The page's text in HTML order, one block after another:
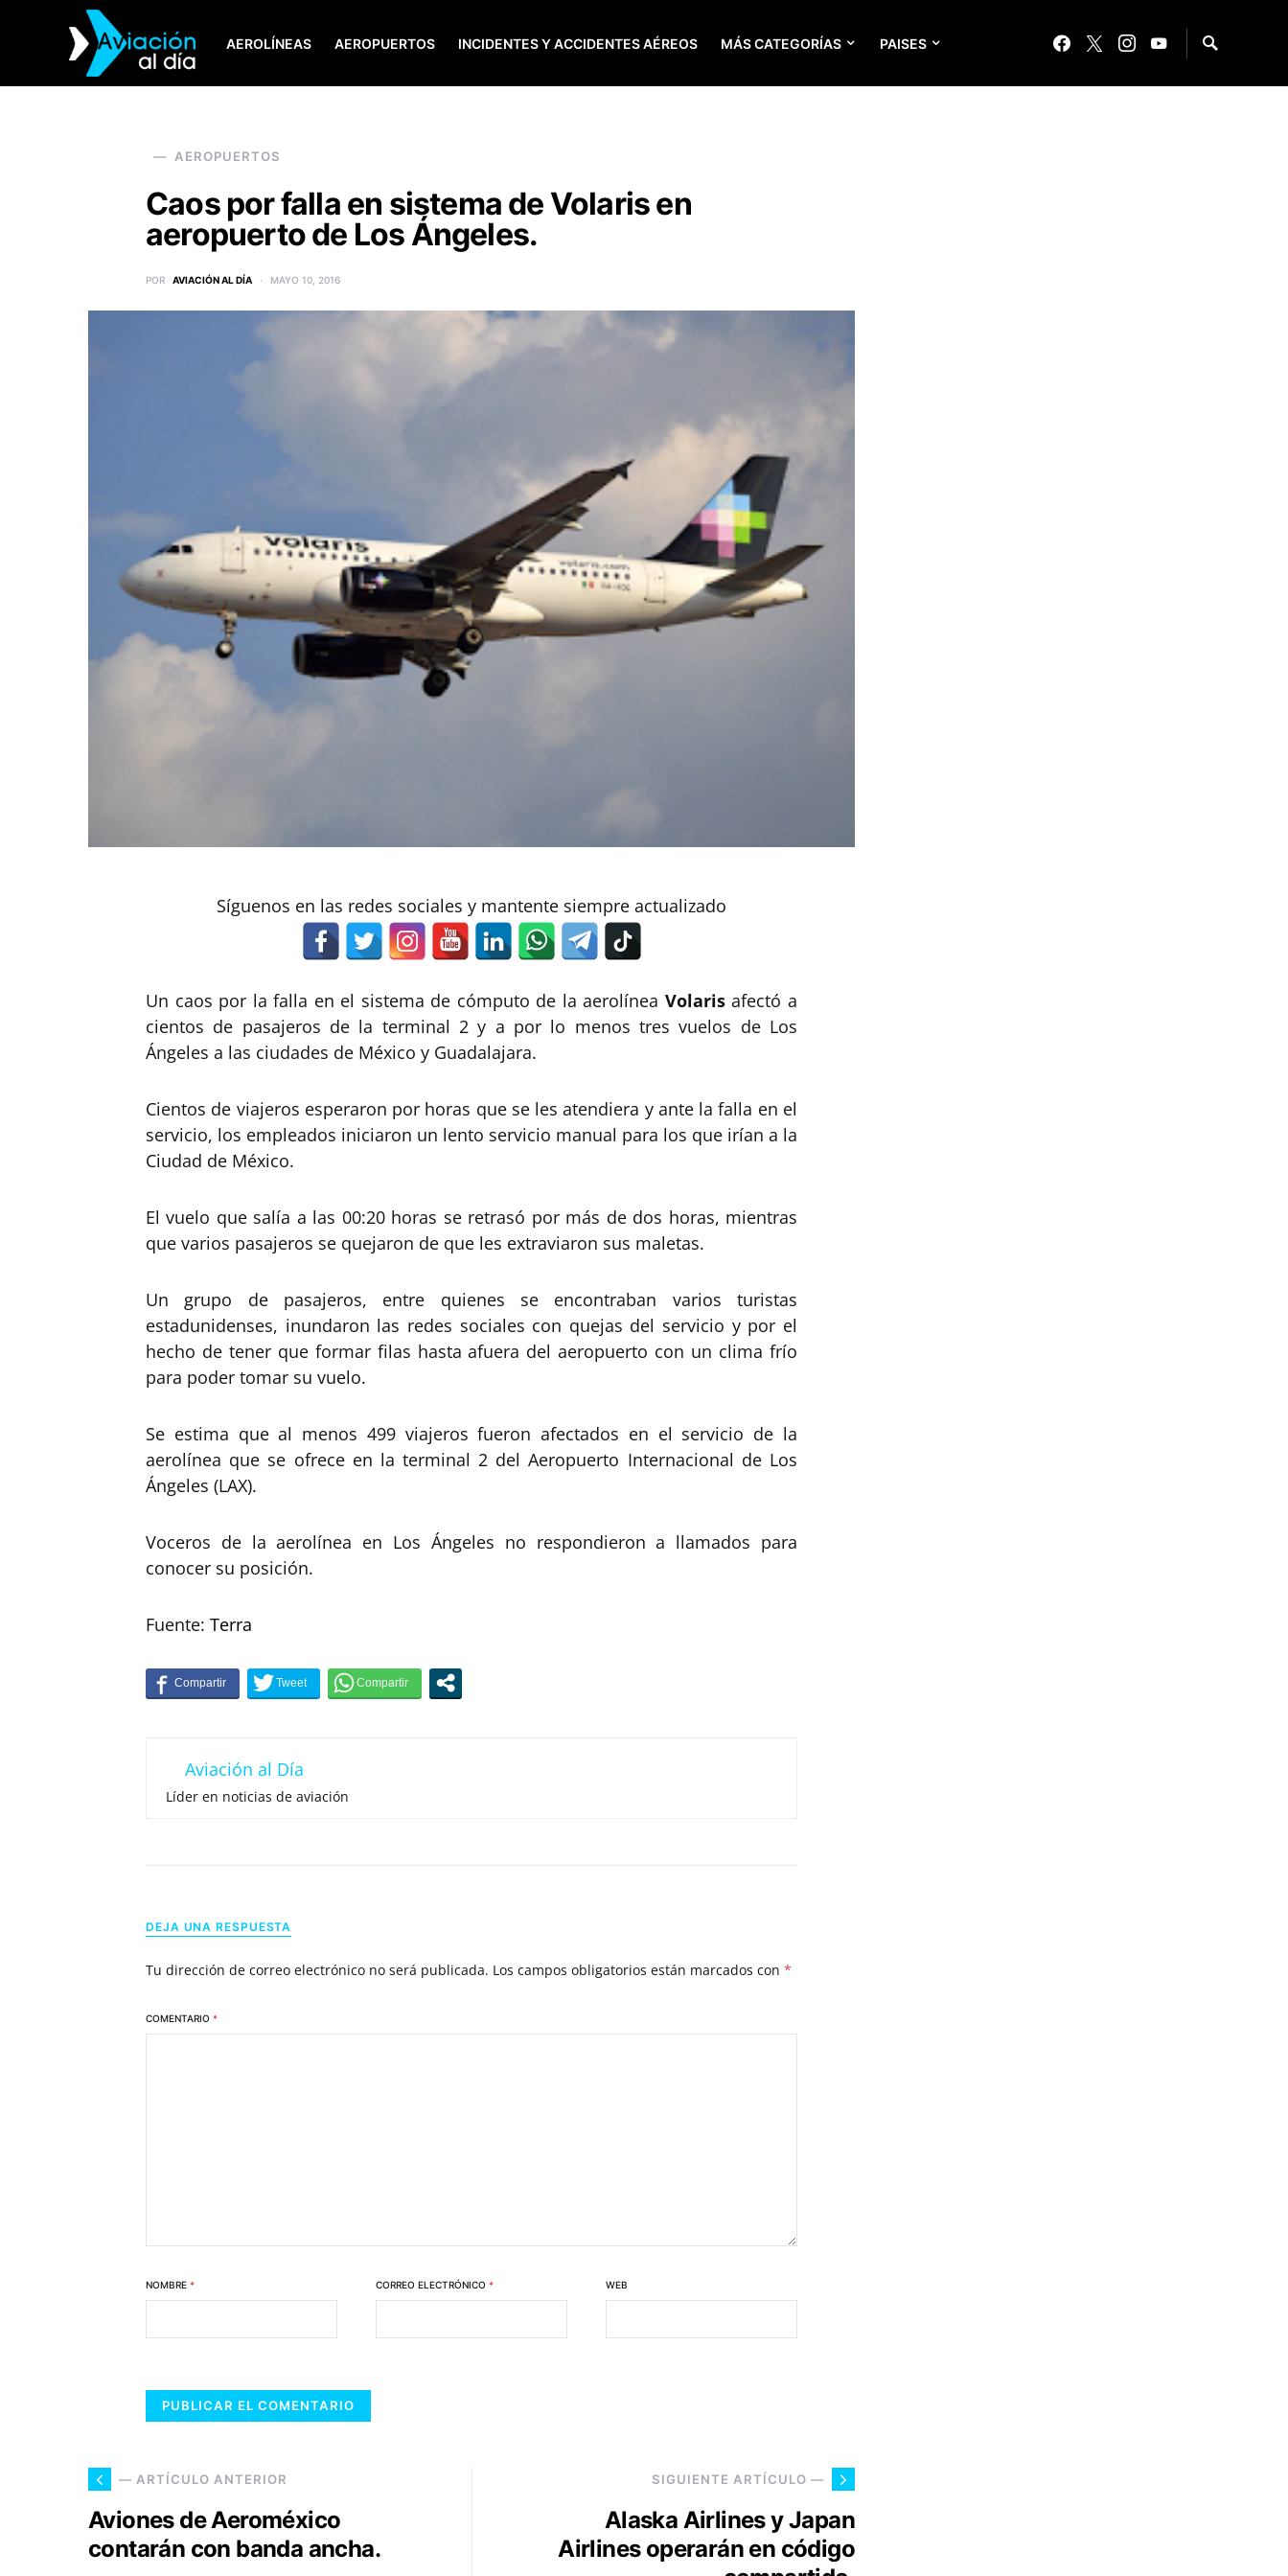
AEROLÍNEAS AEROPUERTOS INCIDENTES Y ACCIDENTES AÉREOS MÁS CATEGORÍAS PAISES
SEARCH FOR:
AEROPUERTOS
Caos por falla en sistema de Volaris en
aeropuerto de Los Ángeles.
POR AVIACIÓN AL DÍA MAYO 10, 2016
Síguenos en las redes sociales y mantente siempre actualizado
Un caos por la falla en el sistema de cómputo de la aerolínea Volarisafectó a
cientos de pasajeros de la terminal 2 y a por lo menos tres vuelos de Los
Ángeles a las ciudades de México y Guadalajara.
Cientos de viajeros esperaron por horas que se les atendiera y ante la falla en el
servicio, los empleados iniciaron un lento servicio manual para los que irían a la
Ciudad de México.
El vuelo que salía a las 00:20 horas se retrasó por más de dos horas, mientras
que varios pasajeros se quejaron de que les extraviaron sus maletas.
Un grupo de pasajeros, entre quienes se encontraban varios turistas
estadunidenses, inundaron las redes sociales con quejas del servicio y por el
hecho de tener que formar filas hasta afuera del aeropuerto con un clima frío
para poder tomar su vuelo.
Se estima que al menos 499 viajeros fueron afectados en el servicio de la
aerolínea que se ofrece en la terminal 2 del Aeropuerto Internacional de Los
Ángeles (LAX).
Voceros de la aerolínea en Los Ángeles no respondieron a llamados para
conocer su posición.
Fuente: Terra
Aviación al Día
Líder en noticias de aviación
DEJA UNA RESPUESTA
Tu dirección de correo electrónico no será publicada. Los campos obligatorios están marcados con *
COMENTARIO *
NOMBRE * CORREO ELECTRÓNICO * WEB
— ARTÍCULO ANTERIOR
Aviones de Aeroméxico
contarán con banda ancha.
SIGUIENTE ARTÍCULO —
Alaska Airlines y Japan
Airlines operarán en código